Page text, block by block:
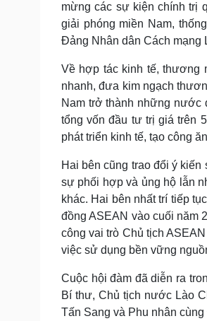
mừng các sự kiện chính trị
giải phóng miền Nam,
Đảng Nhân dân Cách mạng
Về hợp tác kinh tế, thương
nhanh, đưa kim ngạch
Nam trở thành những nước
tổng vốn đầu tư trị giá trên
phát triển kinh tế, tạo công
Hai bên cũng trao đổi ý
sự phối hợp và ủng hộ lẫn
khác. Hai bên nhất trí tiếp
đồng ASEAN vào cuối năm
công vai trò Chủ tịch
việc sử dụng bền vững
Cuộc hội đàm đã diễn ra
Bí thư, Chủ tịch nước Lào
Tấn Sang và Phu nhân